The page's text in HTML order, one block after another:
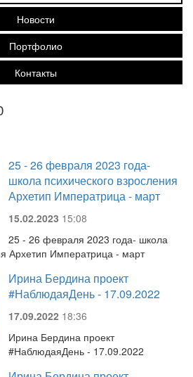
Новости
Портфолио
Контакты
25 - 26 февраля 2023 года-
школа психического взросления
Архетип Императрица - март
15.02.2023 15:08
25 - 26 февраля 2023 года- школа
Архетип Императрица - март
Ирина Бердина проект
#НаблюдаяДень - 17.09.2022
17.09.2022 18:36
Ирина Бердина проект
#НаблюдаяДень - 17.09.2022